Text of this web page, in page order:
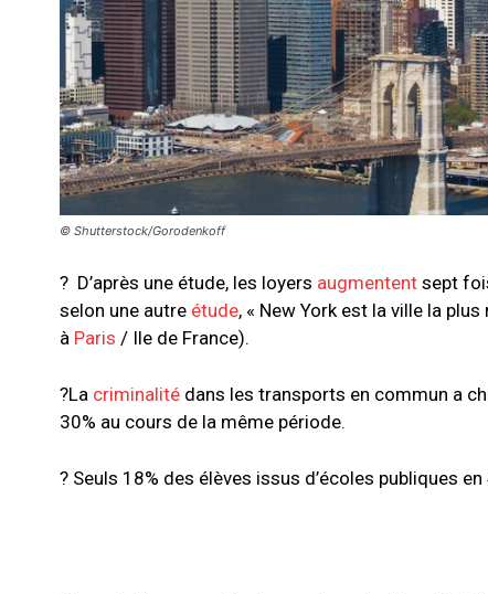
© Shutterstock/Gorodenkoff
? D’après une étude, les loyers augmentent sept
selon une autre étude, « New York est la ville la
à Paris / Ile de France).
?La criminalité dans les transports en commun a
30% au cours de la même période.
? Seuls 18% des élèves issus d’écoles publiques